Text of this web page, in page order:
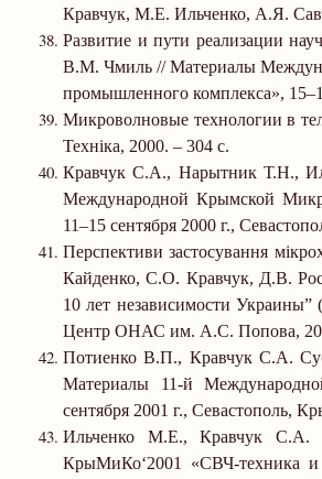
Кравчук, М.Е. Ильченко, А.Я.
Развитие и пути реализации
В.М. Чмиль // Материалы
промышленного комплекса», 15–
Микроволновые технологии в
Техніка, 2000. – 304 с.
Кравчук С.А., Нарытник Т.Н.,
Международной Крымской
11–15 сентября 2000 г.,
Перспективи застосування
Кайденко, С.О. Кравчук, Д.В.
10 лет независимости
Центр ОНАС им. А.С. Попова,
Потиенко В.П., Кравчук С.А.
Материалы 11-й
сентября 2001 г., Севастополь,
Ильченко М.Е., Кравчук С.А.
КрыМиКо‘2001 «СВЧ-техника и